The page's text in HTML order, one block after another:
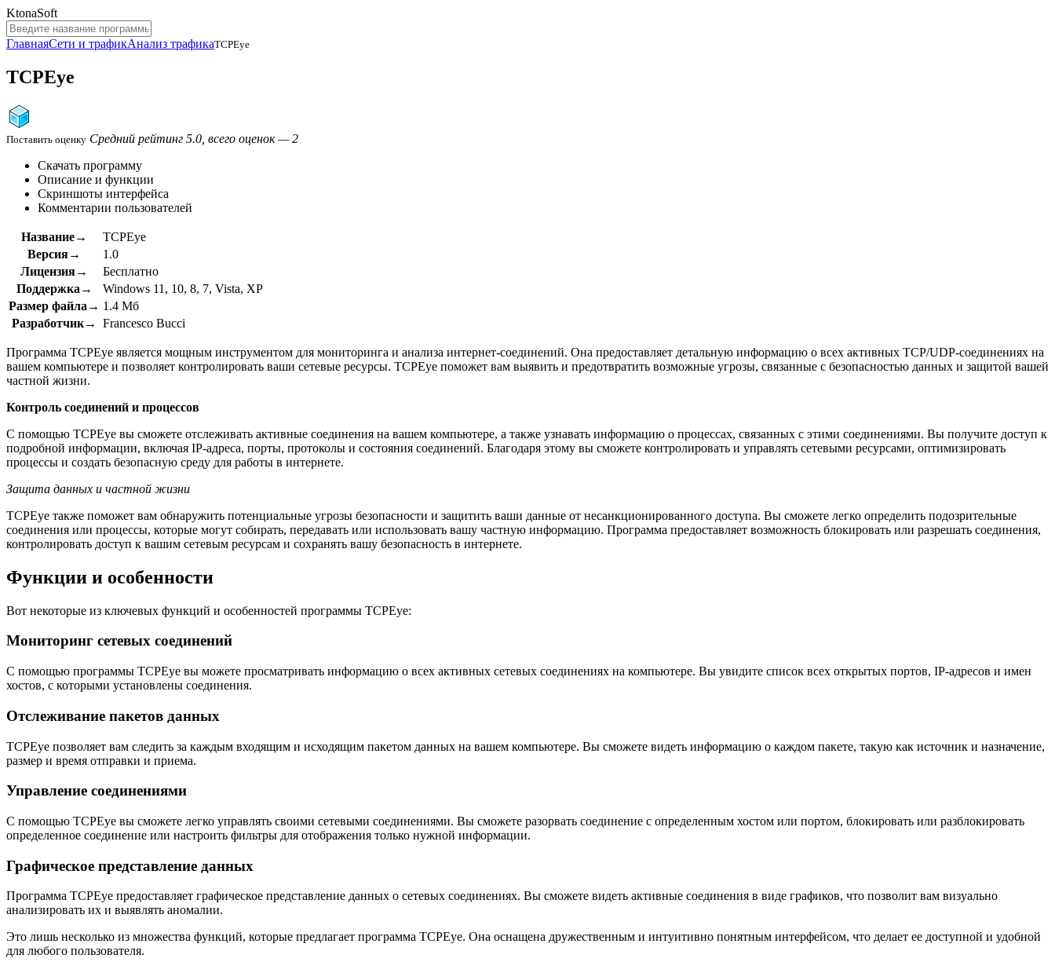
KtonaSoft
ГлавнаяСети и трафикАнализ трафикаTCPEye
TCPEye
Поставить оценку Средний рейтинг 5.0, всего оценок — 2
Скачать программу
Описание и функции
Скриншоты интерфейса
Комментарии пользователей
Название→
TCPEye
Версия→
1.0
Лицензия→
Бесплатно
Поддержка→
Windows 11, 10, 8, 7, Vista, XP
Размер файла→ 1.4 Мб
Разработчик→
Francesco Bucci
Программа TCPEye является мощным инструментом для мониторинга и анализа интернет-соединений. Она предоставляет детальную информацию о всех активных TCP/UDP-соединениях на
вашем компьютере и позволяет контролировать ваши сетевые ресурсы. TCPEye поможет вам выявить и предотвратить возможные угрозы, связанные с безопасностью данных и защитой вашей
частной жизни.
Контроль соединений и процессов
С помощью TCPEye вы сможете отслеживать активные соединения на вашем компьютере, а также узнавать информацию о процессах, связанных с этими соединениями. Вы получите доступ к
подробной информации, включая IP-адреса, порты, протоколы и состояния соединений. Благодаря этому вы сможете контролировать и управлять сетевыми ресурсами, оптимизировать
процессы и создать безопасную среду для работы в интернете.
Защита данных и частной жизни
TCPEye также поможет вам обнаружить потенциальные угрозы безопасности и защитить ваши данные от несанкционированного доступа. Вы сможете легко определить подозрительные
соединения или процессы, которые могут собирать, передавать или использовать вашу частную информацию. Программа предоставляет возможность блокировать или разрешать соединения,
контролировать доступ к вашим сетевым ресурсам и сохранять вашу безопасность в интернете.
Функции и особенности
Вот некоторые из ключевых функций и особенностей программы TCPEye:
Мониторинг сетевых соединений
С помощью программы TCPEye вы можете просматривать информацию о всех активных сетевых соединениях на компьютере. Вы увидите список всех открытых портов, IP-адресов и имен
хостов, с которыми установлены соединения.
Отслеживание пакетов данных
TCPEye позволяет вам следить за каждым входящим и исходящим пакетом данных на вашем компьютере. Вы сможете видеть информацию о каждом пакете, такую как источник и назначение,
размер и время отправки и приема.
Управление соединениями
С помощью TCPEye вы сможете легко управлять своими сетевыми соединениями. Вы сможете разорвать соединение с определенным хостом или портом, блокировать или разблокировать
определенное соединение или настроить фильтры для отображения только нужной информации.
Графическое представление данных
Программа TCPEye предоставляет графическое представление данных о сетевых соединениях. Вы сможете видеть активные соединения в виде графиков, что позволит вам визуально
анализировать их и выявлять аномалии.
Это лишь несколько из множества функций, которые предлагает программа TCPEye. Она оснащена дружественным и интуитивно понятным интерфейсом, что делает ее доступной и удобной
для любого пользователя.